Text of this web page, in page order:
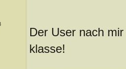
Der User nach
klasse!